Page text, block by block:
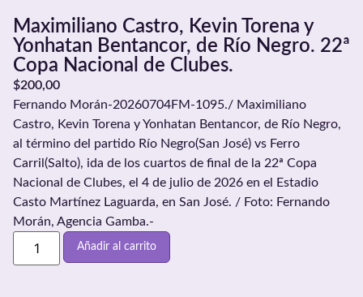
Maximiliano Castro, Kevin Torena y
Yonhatan Bentancor, de Río Negro. 22ª
Copa Nacional de Clubes.
$200,00
Fernando Morán-20260704FM-1095./ Maximiliano
Castro, Kevin Torena y Yonhatan Bentancor, de Río Negro,
al término del partido Río Negro(San José) vs Ferro
Carril(Salto), ida de los cuartos de final de la 22ª Copa
Nacional de Clubes, el 4 de julio de 2026 en el Estadio
Casto Martínez Laguarda, en San José. / Foto: Fernando
Morán, Agencia Gamba.-
Añadir al carrito